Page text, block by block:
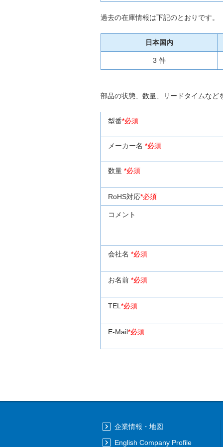
過去の在庫情報は下記のとおりです。
日本国内
3 件
部品の状態、数量、リードタイムな
型番*必須
メーカー名 *必須
数量 *必須
RoHS対応*必須
コメント
会社名 *必須
お名前 *必須
TEL *必須
E-Mail*必須
企業情報・地図
English Company Profile